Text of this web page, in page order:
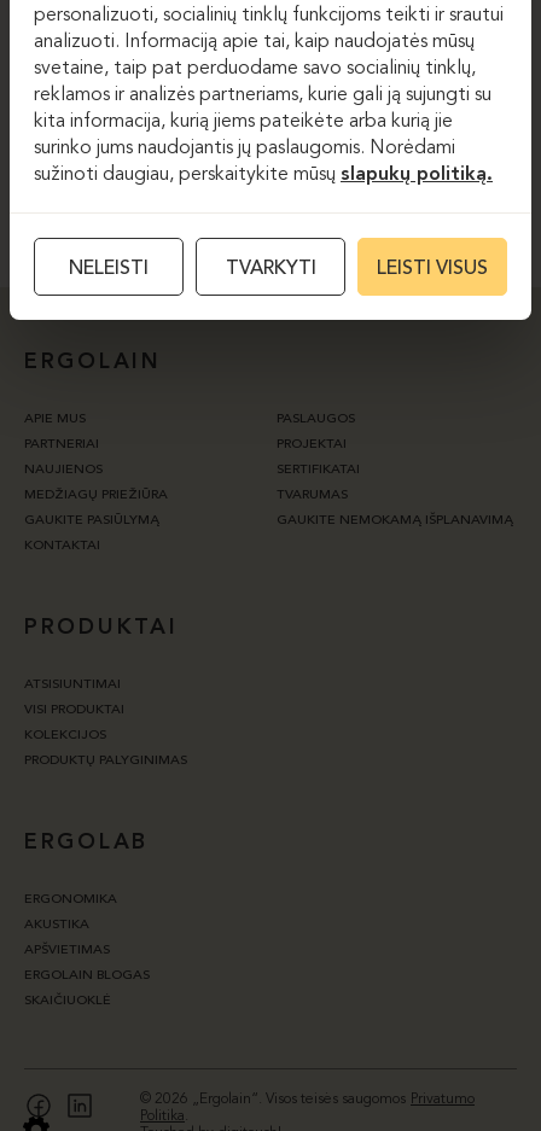
El. paštas
Sutinku su svetainėje taikoma privatumo politika.
ERGOLAIN
APIE MUS
PASLAUGOS
PARTNERIAI
PROJEKTAI
NAUJIENOS
SERTIFIKATAI
MEDŽIAGŲ PRIEŽIŪRA
TVARUMAS
GAUKITE PASIŪLYMĄ
GAUKITE NEMOKAMĄ IŠPLANAVIMĄ
KONTAKTAI
PRODUKTAI
ATSISIUNTIMAI
VISI PRODUKTAI
KOLEKCIJOS
PRODUKTŲ PALYGINIMAS
ERGOLAB
ERGONOMIKA
AKUSTIKA
APŠVIETIMAS
ERGOLAIN BLOGAS
SKAIČIUOKLĖ
© 2026 „Ergolain“. Visos teisės saugomos Privatumo
Politika.
personalizuoti, socialinių tinklų funkcijoms teikti ir srautui
analizuoti. Informaciją apie tai, kaip naudojatės mūsų
svetaine, taip pat perduodame savo socialinių tinklų,
reklamos ir analizės partneriams, kurie gali ją sujungti su
kita informacija, kurią jiems pateikėte arba kurią jie
surinko jums naudojantis jų paslaugomis. Norėdami
sužinoti daugiau, perskaitykite mūsų slapukų politiką.
NELEISTI TVARKYTI LEISTI VISUS